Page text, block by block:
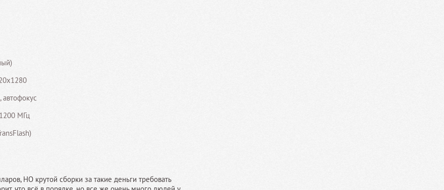
МГц
НО крутой сборки за такие деньги требовать